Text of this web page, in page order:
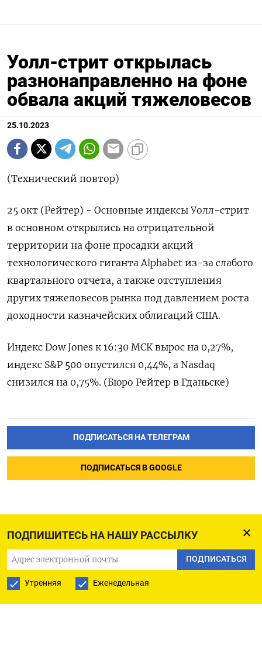
ПОДПИШИТЕСЬ НА НАШУ РАССЫЛКУ
ПОДПИСАТЬСЯ
Утренняя Еженедельная
Уолл-стрит открылась
разнонаправленно на фоне
обвала акций тяжеловесов
25.10.2023
(Технический повтор)
25 окт (Рейтер) - Основные индексы Уолл-стрит
в основном открылись на отрицательной
территории на фоне просадки акций
технологического гиганта Alphabet из-за слабого
квартального отчета, а также отступления
других тяжеловесов рынка под давлением роста
доходности казначейских облигаций США.
Индекс Dow Jones к 16:30 МСК вырос на 0,27%,
индекс S&P 500 опустился 0,44%, а Nasdaq
снизился на 0,75%. (Бюро Рейтер в Гданьске)
ПОДПИСАТЬСЯ НА ТЕЛЕГРАМ
ПОДПИСАТЬСЯ В GOOGLE